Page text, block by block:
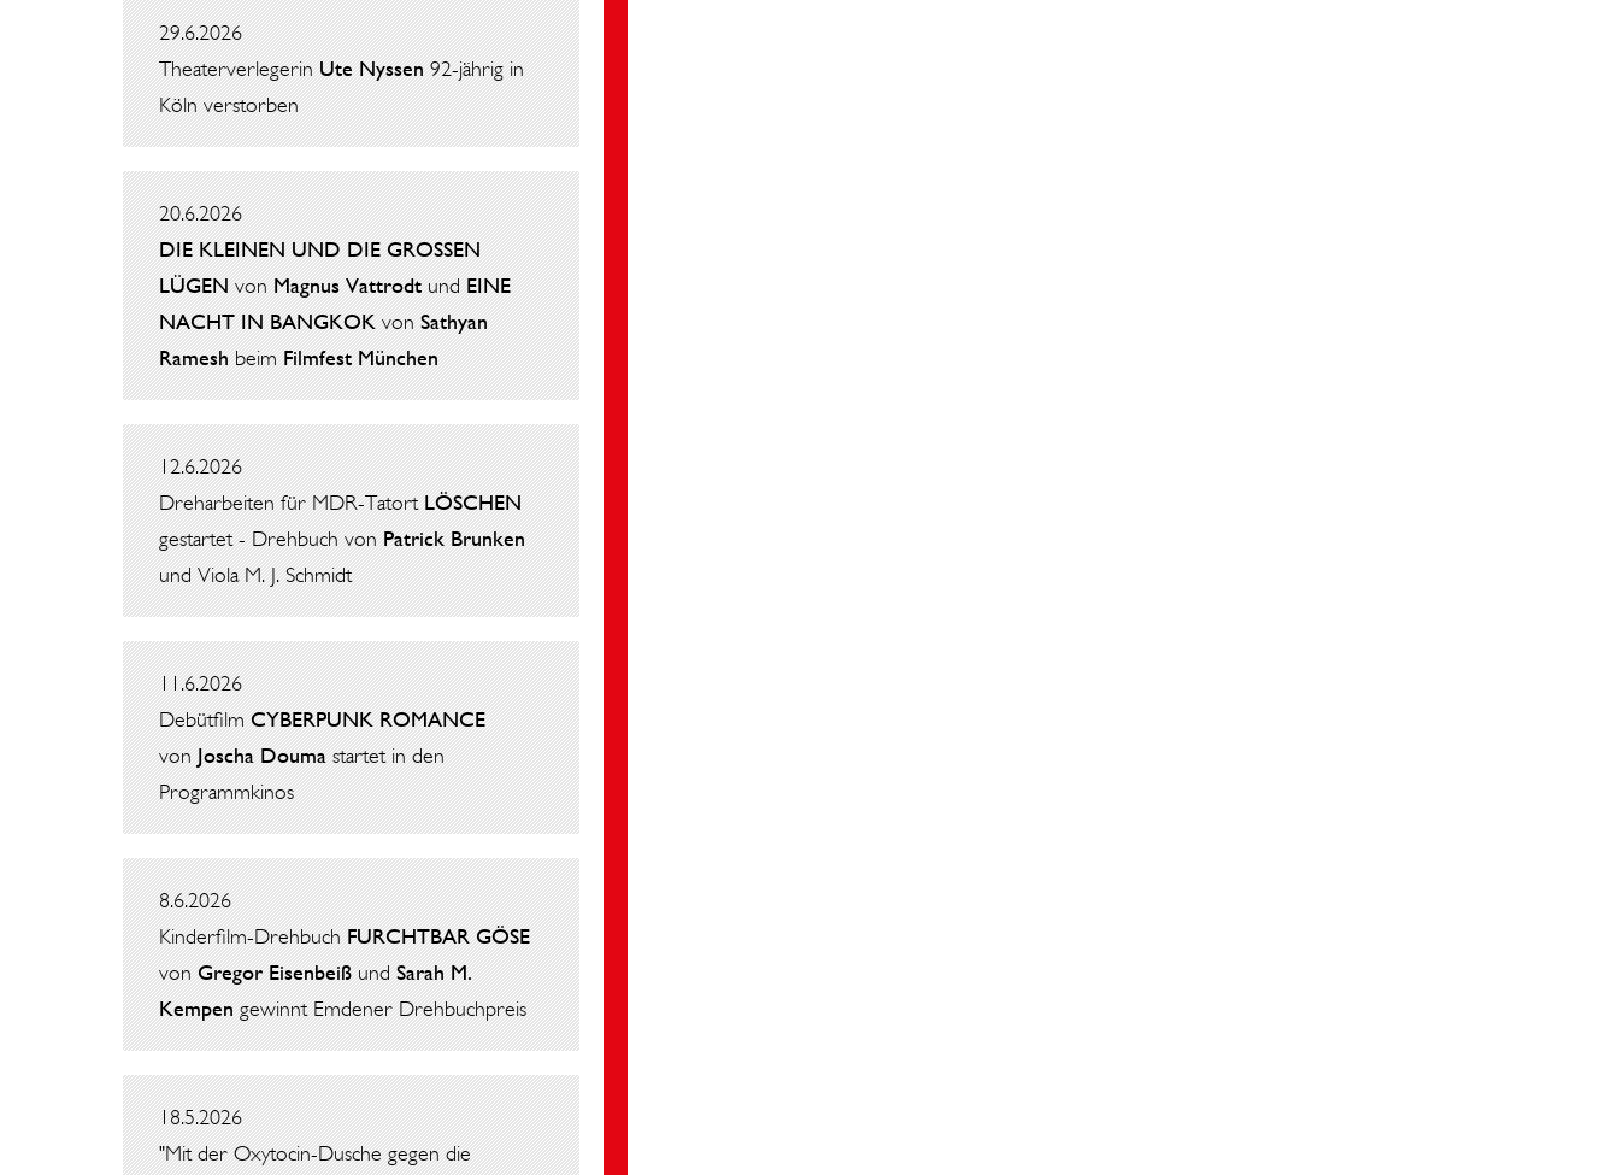
29.6.2026
TheaterverlegerinUte Nyssen92-jährig in
Köln verstorben
20.6.2026
DIE KLEINEN UND DIE GROSSEN
LÜGENvonMagnus VattrodtundEINE
NACHT IN BANGKOKvonSathyan
RameshbeimFilmfest München
12.6.2026
Dreharbeiten für MDR-TatortLÖSCHEN
gestartet - Drehbuch vonPatrick Brunken
und Viola M. J. Schmidt
11.6.2026
DebütfilmCYBERPUNK ROMANCE
vonJoscha Doumastartet in den
Programmkinos
8.6.2026
Kinderfilm-DrehbuchFURCHTBAR GÖSE
vonGregor EisenbeißundSarah M.
Kempengewinnt Emdener Drehbuchpreis
18.5.2026
"Mit der Oxytocin-Dusche gegen die